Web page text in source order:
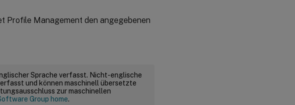
Profile Management den angegebenen
Sprache verfasst. Nicht-englische
und können maschinell übersetzte
zur maschinellen
Group home.